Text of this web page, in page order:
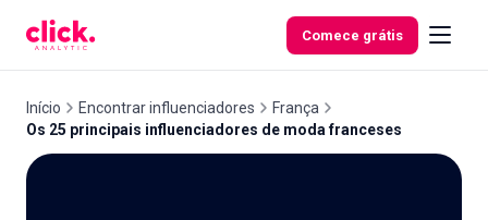
Comece grátis
Início Encontrar influenciadores
França
Os 25 principais influenciadores de moda franceses